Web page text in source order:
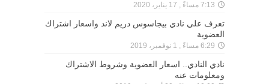
7:13 مساءً , 17 يناير، 2020
تعرف علي نادي بيجاسوس دريم لاند واسعار اشتراك
العضوية
6:29 مساءً , 1 نوفمبر، 2019
نادي النادي.. اسعار العضوية وشروط الاشتراك
ومعلومات عنه